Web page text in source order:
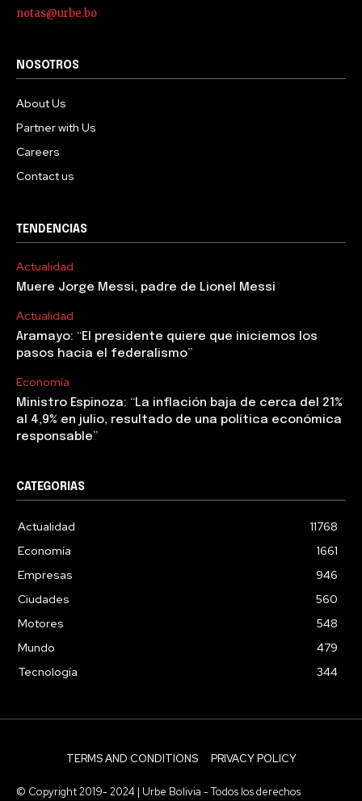
notas@urbe.bo
NOSOTROS
About Us
Partner with Us
Careers
Contact us
TENDENCIAS
Actualidad
Muere Jorge Messi, padre de Lionel Messi
Actualidad
Aramayo: “El presidente quiere que iniciemos los
pasos hacia el federalismo”
Economía
Ministro Espinoza: “La inflación baja de cerca del 21%
al 4,9% en julio, resultado de una política económica
responsable”
CATEGORIAS
Actualidad
11768
Economía
1661
Empresas
946
Ciudades
560
Motores
548
Mundo
479
Tecnología
344
TERMS AND CONDITIONS PRIVACY POLICY
© Copyright 2019- 2024 | Urbe Bolivia - Todos los derechos